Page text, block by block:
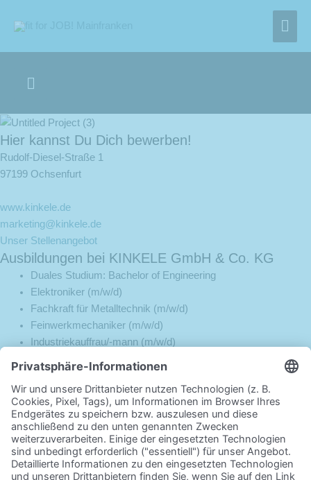
Inhalt
Header
Hier kannst Du Dich bewerben!
Rudolf-Diesel-Straße 1
97199 Ochsenfurt
www.kinkele.de
marketing@kinkele.de
Unser Stellenangebot
Ausbildungen bei KINKELE GmbH & Co. KG
Duales Studium: Bachelor of Engineering
Elektroniker (m/w/d)
Fachkraft für Metalltechnik (m/w/d)
Feinwerkmechaniker (m/w/d)
Industriekauffrau/-mann (m/w/d)
Industriemechaniker (m/w/d)
Konstruktionsmechaniker (m/w/d)
Technischer Produktdesigner (m/w/d)
Verfahrensmechaniker für Beschichtungstechnik (m/w/d)
Zerspanungsmechaniker (m/w/d)
KINKELE GmbH & Co. KG